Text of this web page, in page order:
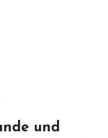
und